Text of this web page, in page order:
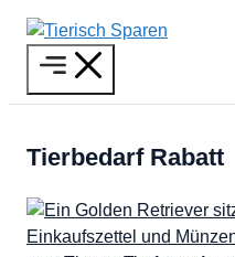
Zum
Inhalt
springen
Tierbedarf Rabatt